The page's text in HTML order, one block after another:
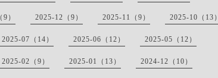
） 2025-12（9） 2025-11（9） 2025-10（13）
2025-07（14） 2025-06（12） 2025-05（12）
2025-02（9） 2025-01（13） 2024-12（10）